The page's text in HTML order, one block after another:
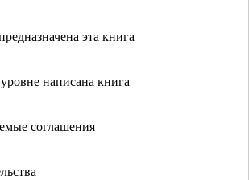
эта книга
написана книга
соглашения